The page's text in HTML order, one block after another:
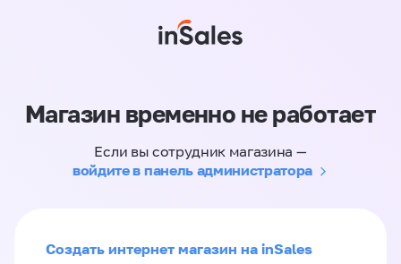
Магазин временно не работает
Если вы сотрудник магазина —
войдите в панель администратора
Создать интернет магазин на inSales